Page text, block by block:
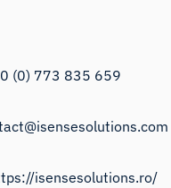
(0) 773 835 659
isensesolutions.ro/